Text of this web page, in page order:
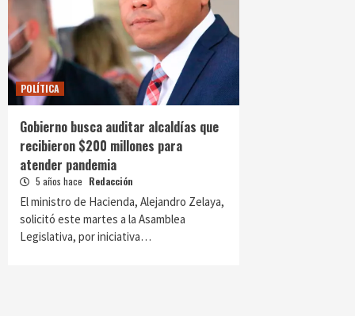
POLÍTICA
Gobierno busca auditar alcaldías que
recibieron $200 millones para
atender pandemia
5 años hace Redacción
El ministro de Hacienda, Alejandro Zelaya,
solicitó este martes a la Asamblea
Legislativa, por iniciativa…